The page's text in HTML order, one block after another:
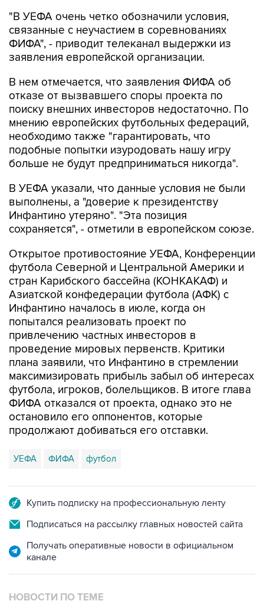
"В УЕФА очень четко обозначили условия,
связанные с неучастием в соревнованиях
ФИФА", - приводит телеканал выдержки из
заявления европейской организации.
В нем отмечается, что заявления ФИФА об
отказе от вызвавшего споры проекта по
поиску внешних инвесторов недостаточно. По
мнению европейских футбольных федераций,
необходимо также "гарантировать, что
подобные попытки изуродовать нашу игру
больше не будут предприниматься никогда".
В УЕФА указали, что данные условия не были
выполнены, а "доверие к президентству
Инфантино утеряно". "Эта позиция
сохраняется", - отметили в европейском союзе.
Открытое противостояние УЕФА, Конференции
футбола Северной и Центральной Америки и
стран Карибского бассейна (КОНКАКАФ) и
Азиатской конфедерации футбола (АФК) с
Инфантино началось в июле, когда он
попытался реализовать проект по
привлечению частных инвесторов в
проведение мировых первенств. Критики
плана заявили, что Инфантино в стремлении
максимизировать прибыль забыл об интересах
футбола, игроков, болельщиков. В итоге глава
ФИФА отказался от проекта, однако это не
остановило его оппонентов, которые
продолжают добиваться его отставки.
УЕФА ФИФА футбол
Купить подписку на профессиональную ленту
Подписаться на рассылку главных новостей сайта
Получать оперативные новости в официальном
канале
НОВОСТИ ПО ТЕМЕ